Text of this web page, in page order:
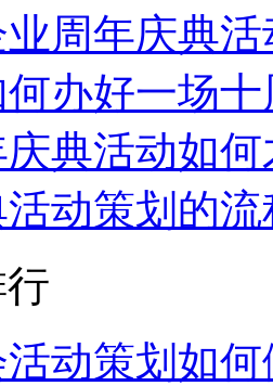
周年庆典
办好一场
典活动如
动策划的
动策划如